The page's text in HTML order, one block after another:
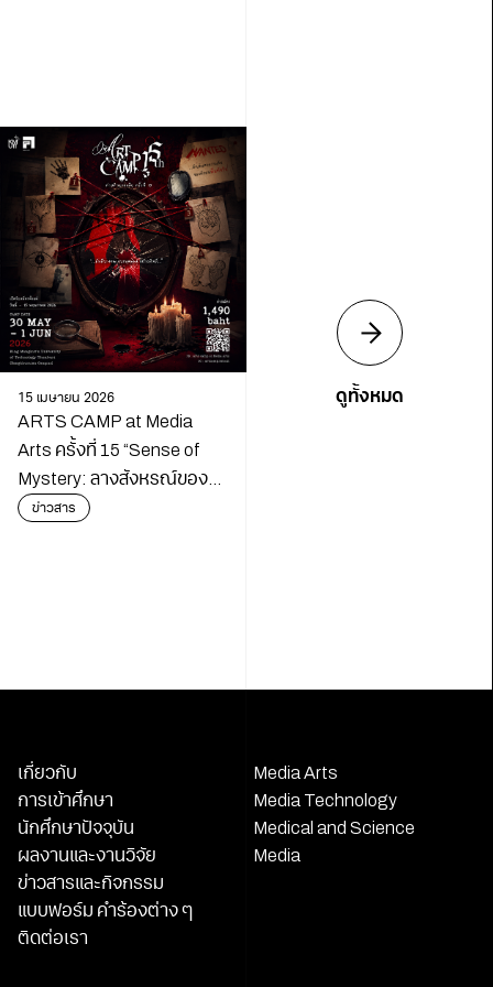
15 เมษายน 2026
ARTS CAMP at Media
Arts ครั้งที่ 15 “Sense of
Mystery: ลางสังหรณ์ของ
นักสืบ”
ข่าวสาร
ดูทั้งหมด
เกี่ยวกับ
การเข้าศึกษา
นักศึกษาปัจจุบัน
ผลงานและงานวิจัย
ข่าวสารและกิจกรรม
แบบฟอร์ม คำร้องต่าง ๆ
ติดต่อเรา
Media Arts
Media Technology
Medical and Science
Media